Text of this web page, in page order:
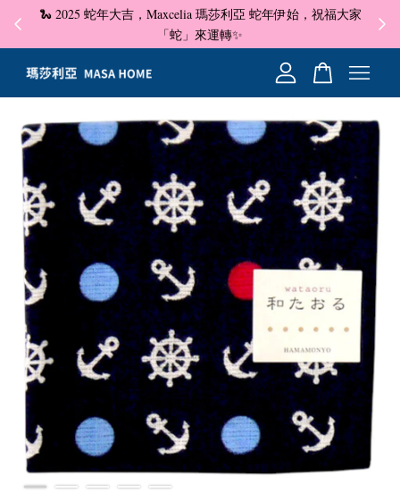
🐍 2025 蛇年大吉，Maxcelia 瑪莎利亞 蛇年伊始，祝福大家
「蛇」來運轉✨
✦
您的購物車目前還是空的。
繼續購物